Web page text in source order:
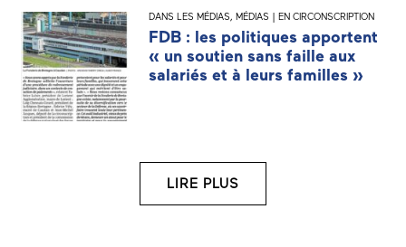
DANS LES MÉDIAS, MÉDIAS | EN CIRCONSCRIPTION
FDB : les politiques apportent
« un soutien sans faille aux
salariés et à leurs familles »
LIRE PLUS